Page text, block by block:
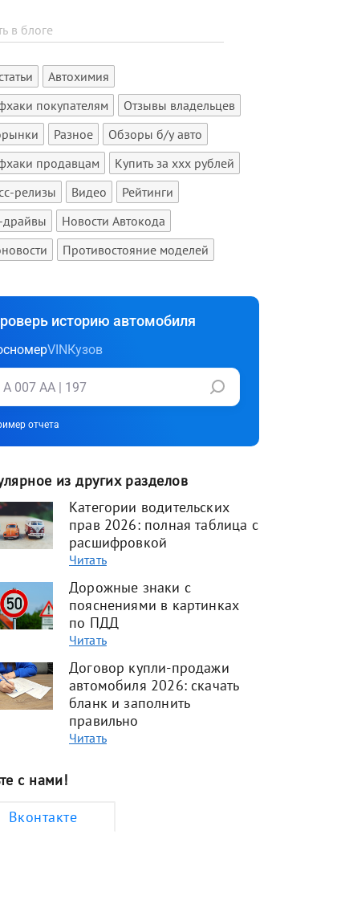
Автохимия
покупателям
Отзывы владельцев
Разное
Обзоры б/у авто
продавцам
Купить за xxx рублей
релизы
Видео
Рейтинги
драйвы
Новости Автокода
Противостояние моделей
историю автомобиля
VINКузов
отчета
из других разделов
Категории водительских
прав 2026: полная таблица с
расшифровкой
Читать
Дорожные знаки с
пояснениями в картинках
по ПДД
Читать
Договор купли-продажи
автомобиля 2026: скачать
бланк и заполнить
правильно
Читать
с нами!
Вконтакте